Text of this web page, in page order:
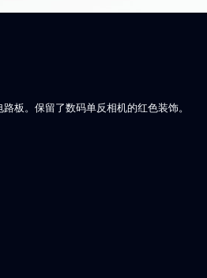
。保留了数码单反相机的红色装饰。